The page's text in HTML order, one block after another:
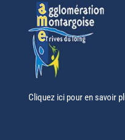
Cliquez ici pour en savoir